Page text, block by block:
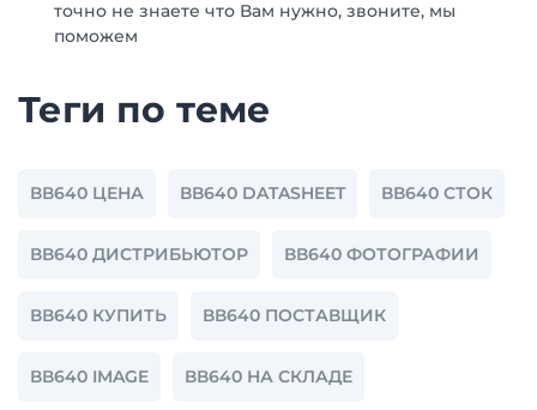
точно не знаете что Вам нужно, звоните, мы
поможем
Теги по теме
ВВ640 ЦЕНА ВВ640 DATASHEET ВВ640 СТОК
ВВ640 ДИСТРИБЬЮТОР ВВ640 ФОТОГРАФИИ
ВВ640 КУПИТЬ ВВ640 ПОСТАВЩИК
ВВ640 IMAGE ВВ640 НА СКЛАДЕ